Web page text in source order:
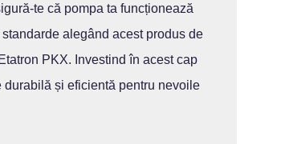
te că pompa ta funcționează
alegând acest produs de
PKX. Investind în acest cap
și eficientă pentru nevoile